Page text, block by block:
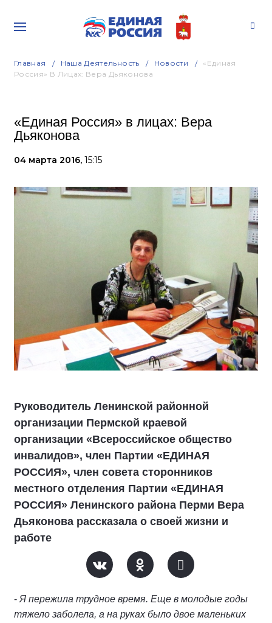
Главная Наша Деятельность Новости
«Единая
Россия» В Лицах: Вера Дьяконова
«Единая Россия» в лицах: Вера
Дьяконова
04 марта 2016, 15:15
Руководитель Ленинской районной
организации Пермской краевой
организации «Всероссийское общество
инвалидов», член Партии «ЕДИНАЯ
РОССИЯ», член совета сторонников
местного отделения Партии «ЕДИНАЯ
РОССИЯ» Ленинского района Перми Вера
Дьяконова рассказала о своей жизни и
работе
- Я пережила трудное время. Еще в молодые годы
тяжело заболела, а на руках было двое маленьких